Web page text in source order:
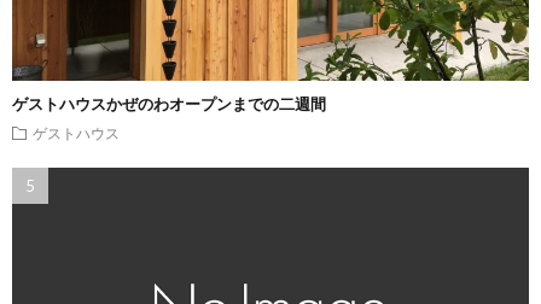
ゲストハウスかぜのわオープンまでの二週間
ゲストハウス